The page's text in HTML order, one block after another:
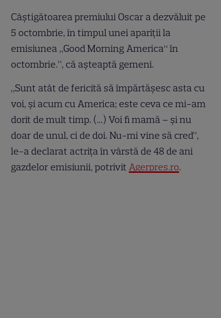
Câștigătoarea premiului Oscar a dezvăluit pe
5 octombrie, în timpul unei apariții la
emisiunea „Good Morning America“ în
octombrie.”, că așteaptă gemeni.
„Sunt atât de fericită să împărtăşesc asta cu
voi, şi acum cu America; este ceva ce mi-am
dorit de mult timp. (…) Voi fi mamă – şi nu
doar de unul, ci de doi. Nu-mi vine să cred”,
le-a declarat actriţa în vârstă de 48 de ani
gazdelor emisiunii, potrivitAgerpres.ro.